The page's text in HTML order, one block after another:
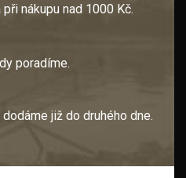
nákupu nad 1000 Kč.
poradíme.
již do druhého dne.